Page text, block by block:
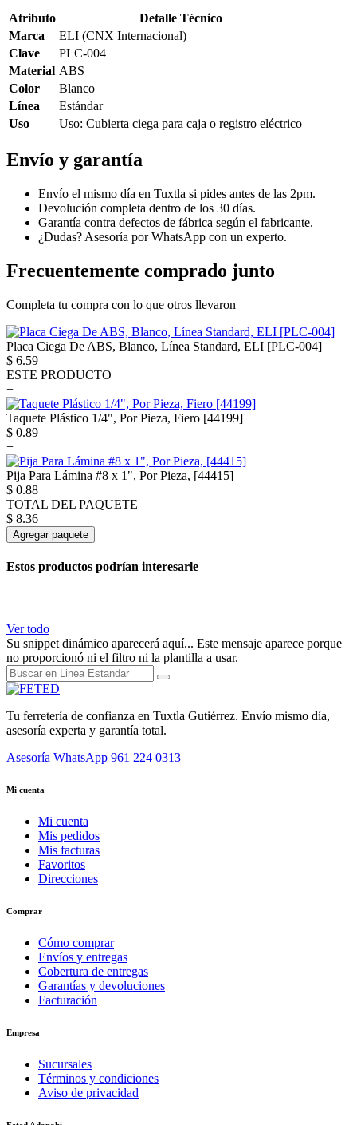
Atributo
Detalle Técnico
Marca
ELI (CNX Internacional)
Clave
PLC-004
Material ABS
Color
Blanco
Línea
Estándar
Uso
Uso: Cubierta ciega para caja o registro eléctrico
Envío y garantía
Envío el mismo día en Tuxtla si pides antes de las 2pm.
Devolución completa dentro de los 30 días.
Garantía contra defectos de fábrica según el fabricante.
¿Dudas? Asesoría por WhatsApp con un experto.
Frecuentemente comprado junto
Completa tu compra con lo que otros llevaron
Placa Ciega De ABS, Blanco, Línea Standard, ELI [PLC-004]
$ 6.59
ESTE PRODUCTO
+
Taquete Plástico 1/4", Por Pieza, Fiero [44199]
$ 0.89
+
Pija Para Lámina #8 x 1", Por Pieza, [44415]
$ 0.88
TOTAL DEL PAQUETE
$ 8.36
Agregar paquete
Estos productos podrían interesarle
Ver todo
Su snippet dinámico aparecerá aquí... Este mensaje aparece porque
no proporcionó ni el filtro ni la plantilla a usar.
Tu ferretería de confianza en Tuxtla Gutiérrez. Envío mismo día,
asesoría experta y garantía total.
Asesoría WhatsApp 961 224 0313
Mi cuenta
Mi cuenta
Mis pedidos
Mis facturas
Favoritos
Direcciones
Comprar
Cómo comprar
Envíos y entregas
Cobertura de entregas
Garantías y devoluciones
Facturación
Empresa
Sucursales
Términos y condiciones
Aviso de privacidad